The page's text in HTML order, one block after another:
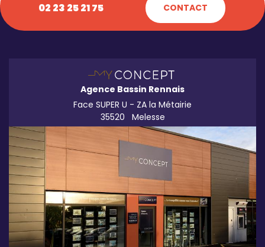
02 23 25 21 75 CONTACT
Agence Bassin Rennais
Face SUPER U - ZA la Métairie
35520
Melesse